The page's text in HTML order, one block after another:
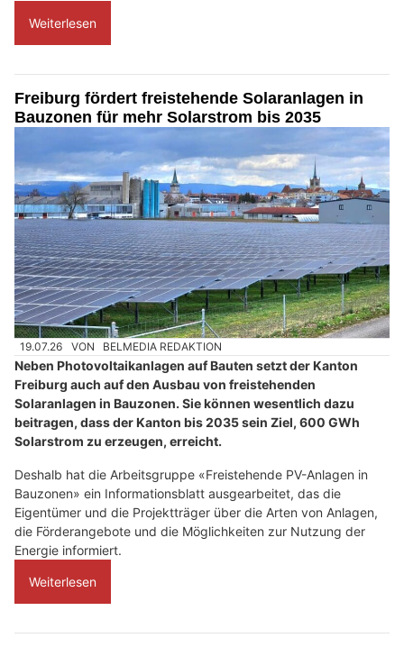
Weiterlesen
Freiburg fördert freistehende Solaranlagen in
Bauzonen für mehr Solarstrom bis 2035
19.07.26 VON BELMEDIA REDAKTION
Neben Photovoltaikanlagen auf Bauten setzt der Kanton
Freiburg auch auf den Ausbau von freistehenden
Solaranlagen in Bauzonen. Sie können wesentlich dazu
beitragen, dass der Kanton bis 2035 sein Ziel, 600 GWh
Solarstrom zu erzeugen, erreicht.
Deshalb hat die Arbeitsgruppe «Freistehende PV-Anlagen in
Bauzonen» ein Informationsblatt ausgearbeitet, das die
Eigentümer und die Projektträger über die Arten von Anlagen,
die Förderangebote und die Möglichkeiten zur Nutzung der
Energie informiert.
Weiterlesen